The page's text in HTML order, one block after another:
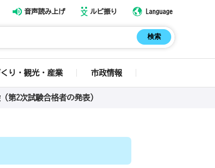
音声読み上げ ルビ振り Language
り・観光・産業 市政情報
第2次試験合格者の発表）